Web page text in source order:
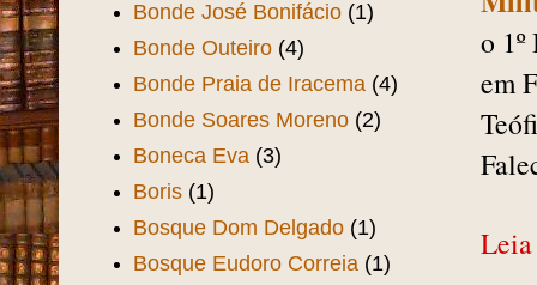
o
em
Bonde José Bonifácio (1)
Bonde Outeiro (4)
Bonde Praia de Iracema (4)
Bonde Soares Moreno (2)
Boneca Eva (3)
Boris (1)
Bosque Dom Delgado (1)
Bosque Eudoro Correia (1)